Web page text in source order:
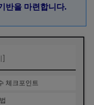
반을 마련합니다.
체크포인트